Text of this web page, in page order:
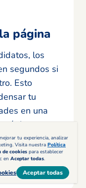
página
los
segundos si
Esto
tu
en una
página.
un
tu experiencia, analizar
Visita nuestra Política
de cookies para establecer
en Aceptar todas.
Aceptar todas